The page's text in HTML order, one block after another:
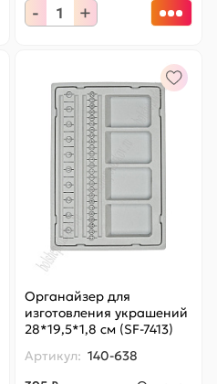
- +
Органайзер для
изготовления украшений
28*19,5*1,8 см (SF-7413)
Артикул: 140-638